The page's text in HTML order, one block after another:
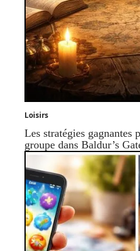
Loisirs
Les stratégies
groupe dans Baldur’s